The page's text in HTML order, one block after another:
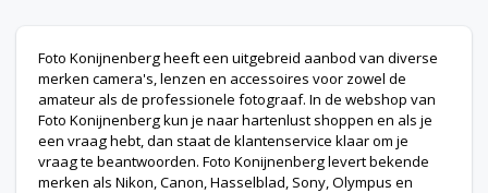
Foto Konijnenberg heeft een uitgebreid aanbod van diverse
merken camera's, lenzen en accessoires voor zowel de
amateur als de professionele fotograaf. In de webshop van
Foto Konijnenberg kun je naar hartenlust shoppen en als je
een vraag hebt, dan staat de klantenservice klaar om je
vraag te beantwoorden. Foto Konijnenberg levert bekende
merken als Nikon, Canon, Hasselblad, Sony, Olympus en